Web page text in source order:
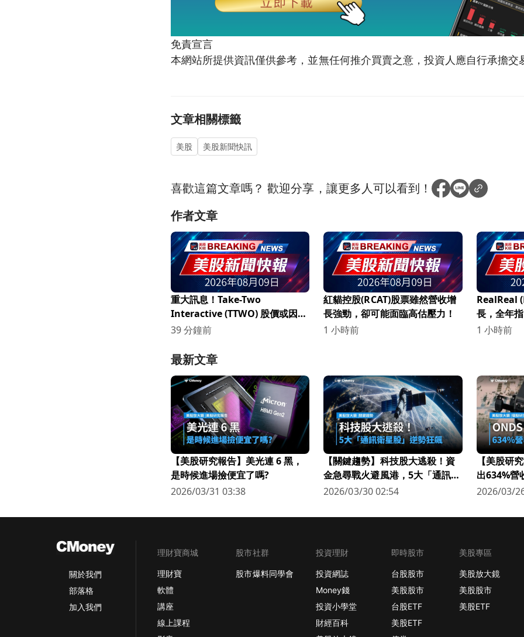
免責宣言
本網站所提供資訊僅供參考，並無任何推介買賣之意，投資人應自行承擔交
文章相關標籤
美股 美股新聞快訊
喜歡這篇文章嗎？歡迎分享，讓更多人可以看到！
作者文章
重大訊息！Take-Two
Interactive (TTWO) 股價或因
GTA VI發布確認而過度膨脹9%！
39 分鐘前
紅貓控股(RCAT)股票雖然營收增
長強勁，卻可能面臨高估壓力！
1 小時前
RealReal
長，全年
1 小時前
最新文章
【美股研究報告】美光連 6 黑，
是時候進場撿便宜了嗎?
2026/03/31 03:38
【關鍵趨勢】科技股大逃殺！資
金急尋戰火避風港，5大「通訊衛
星股」逆勢狂飆
2026/03/30 02:54
【美股研
出634%營
科技新星
2026/03/
關於我們
部落格
加入我們
理財寶商城
理財寶
軟體
講座
線上課程
股市社群
股市爆料同學會
投資理財
投資網誌
Money錢
投資小學堂
財經百科
即時股市
台股股市
美股股市
台股ETF
美股ETF
美股專區
美股放大鏡
美股股市
美股ETF